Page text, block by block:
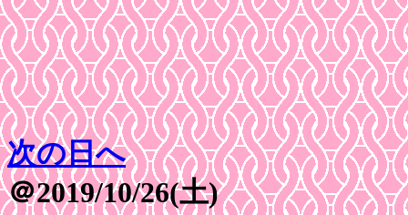
次の日へ
＠2019/10/26(土)